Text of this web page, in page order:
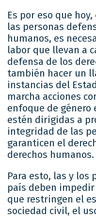
Es por eso que
las personas
humanos, es
labor que llevan a
defensa de los
también hacer un
instancias del
marcha acciones
enfoque de género
estén dirigidas a
integridad de las
garanticen el
derechos humanos.
Para esto, las y los
país deben
que restringen el
sociedad civil, el